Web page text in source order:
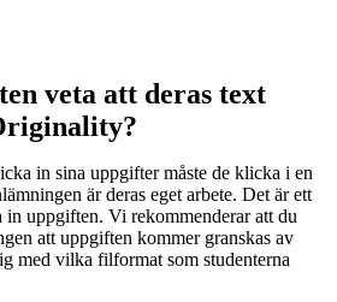
veta att deras text
in sina uppgifter måste de klicka i en
är deras eget arbete. Det är ett
in uppgiften. Vi rekommenderar att du
att uppgiften kommer granskas av
med vilka filformat som studenterna